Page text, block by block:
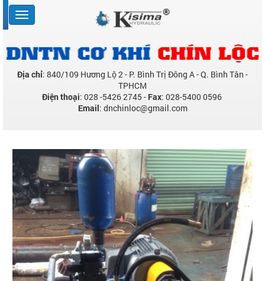
Địa chỉ: 840/109 Hương Lộ 2 - P. Bình Trị Đông A - Q. Bình Tân -
TPHCM
Điện thoại: 028 -5426 2745 - Fax: 028-5400 0596
Email: dnchinloc@gmail.com